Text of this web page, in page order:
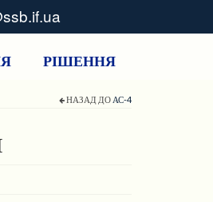
РІШЕННЯ
НАЗАД ДО АС-4